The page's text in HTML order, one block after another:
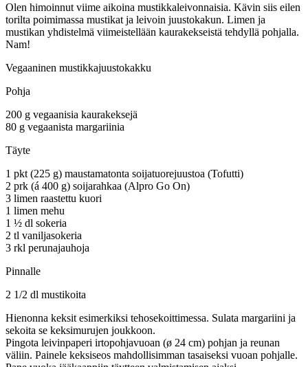
Olen himoinnut viime aikoina mustikkaleivonnaisia. Kävin siis eilen
torilta poimimassa mustikat ja leivoin juustokakun. Limen ja
mustikan yhdistelmä viimeistellään kaurakekseistä tehdyllä pohjalla.
Nam!
Vegaaninen mustikkajuustokakku
Pohja
200 g vegaanisia kaurakeksejä
80 g vegaanista margariinia
Täyte
1 pkt (225 g) maustamatonta soijatuorejuustoa (Tofutti)
2 prk (á 400 g) soijarahkaa (Alpro Go On)
3 limen raastettu kuori
1 limen mehu
1 ½ dl sokeria
2 tl vaniljasokeria
3 rkl perunajauhoja
Pinnalle
2 1/2 dl mustikoita
Hienonna keksit esimerkiksi tehosekoittimessa. Sulata margariini ja
sekoita se keksimurujen joukkoon.
Pingota leivinpaperi irtopohjavuoan (ø 24 cm) pohjan ja reunan
väliin. Painele keksiseos mahdollisimman tasaiseksi vuoan pohjalle.